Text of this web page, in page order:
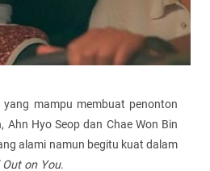
yang mampu membuat penonton
Ahn Hyo Seop dan Chae Won Bin
alami namun begitu kuat dalam
Out on You.